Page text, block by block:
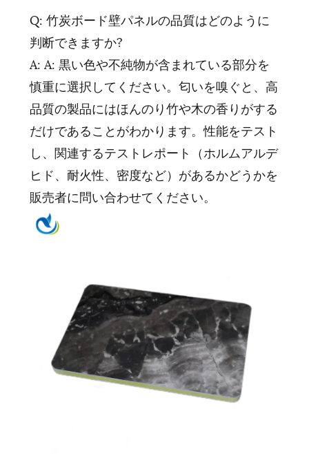
Q: 竹炭ボード壁パネルの品質はどのように
判断できますか?
A: A: 黒い色や不純物が含まれている部分を
慎重に選択してください。匂いを嗅ぐと、高
品質の製品にはほんのり竹や木の香りがする
だけであることがわかります。性能をテスト
し、関連するテストレポート（ホルムアルデ
ヒド、耐火性、密度など）があるかどうかを
販売者に問い合わせてください。